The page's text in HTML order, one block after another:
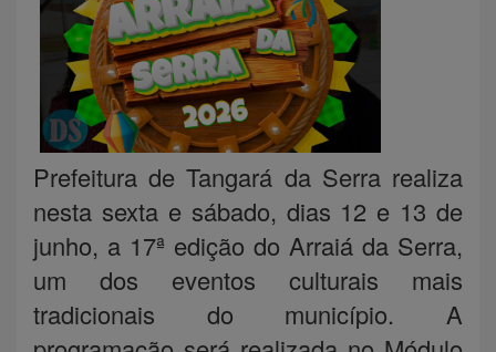
Prefeitura de Tangará da Serra realiza
nesta sexta e sábado, dias 12 e 13 de
junho, a 17ª edição do Arraiá da Serra,
um dos eventos culturais mais
tradicionais do município. A